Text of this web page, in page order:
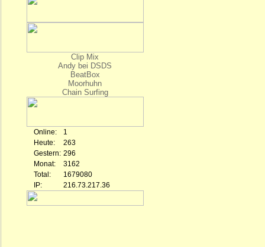
Clip Mix
Andy bei DSDS
BeatBox
Moorhuhn
Chain Surfing
Online:
1
Heute:
263
Gestern: 296
Monat:
3162
Total:
1679080
IP:
216.73.217.36